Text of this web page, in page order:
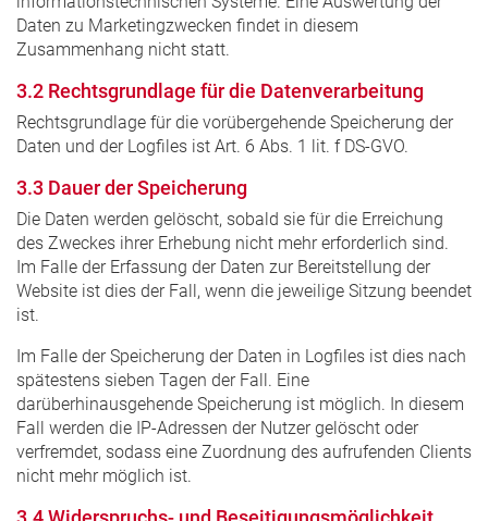
Daten zu Marketingzwecken findet in diesem
Zusammenhang nicht statt.
3.2 Rechtsgrundlage für die Datenverarbeitung
Rechtsgrundlage für die vorübergehende Speicherung der
Daten und der Logfiles ist Art. 6 Abs. 1 lit. f DS-GVO.
3.3 Dauer der Speicherung
Die Daten werden gelöscht, sobald sie für die Erreichung
des Zweckes ihrer Erhebung nicht mehr erforderlich sind.
Im Falle der Erfassung der Daten zur Bereitstellung der
Website ist dies der Fall, wenn die jeweilige Sitzung beendet
ist.
Im Falle der Speicherung der Daten in Logfiles ist dies nach
spätestens sieben Tagen der Fall. Eine
darüberhinausgehende Speicherung ist möglich. In diesem
Fall werden die IP-Adressen der Nutzer gelöscht oder
verfremdet, sodass eine Zuordnung des aufrufenden Clients
nicht mehr möglich ist.